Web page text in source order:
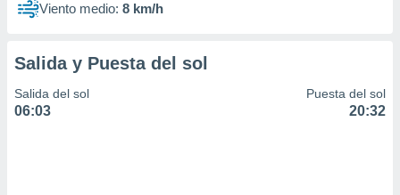
Viento medio: 8 km/h
Salida y Puesta del sol
Salida del sol
06:03
Puesta del sol
20:32